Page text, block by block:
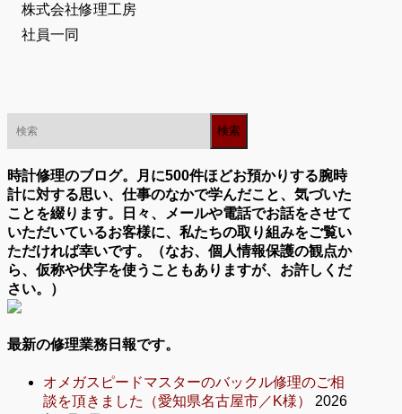
株式会社修理工房
社員一同
時計修理のブログ。月に500件ほどお預かりする腕時
計に対する思い、仕事のなかで学んだこと、気づいた
ことを綴ります。日々、メールや電話でお話をさせて
いただいているお客様に、私たちの取り組みをご覧い
ただければ幸いです。（なお、個人情報保護の観点か
ら、仮称や伏字を使うこともありますが、お許しくだ
さい。）
最新の修理業務日報です。
オメガスピードマスターのバックル修理のご相
談を頂きました（愛知県名古屋市／K様）
2026